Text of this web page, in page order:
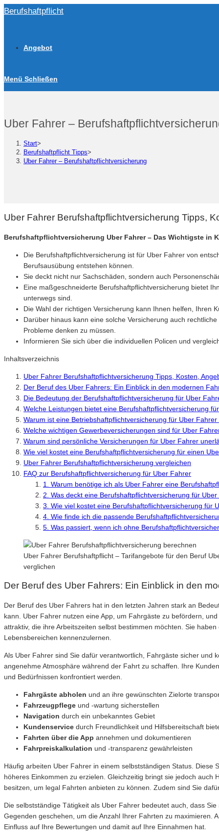
Zum
Berufshaftpflicht
Angebot
Menü Schließen
Uber Fahrer –
Start>
Berufshaftpflicht Tipps>
Uber Fahrer – Berufshaftpflichtversicherung
Uber Fahrer Berufshaftpflichtversicherung Tipps,
Berufshaftpflichtversicherung Uber Fahrer – Das Wichtigste in
Die Berufshaftpflichtversicherung ist für Uber Fahrer von
Berufsausübung entstehen können.
Sie deckt nicht nur Sachschäden, sondern auch
Eine maßgeschneiderte Berufshaftpflichtversicherung bietet
unterwegs sind.
Die Wahl der richtigen Versicherung kann Ihnen helfen, Ihren
Darüber hinaus kann eine solche Versicherung auch
Probleme denken zu müssen.
Informieren Sie sich über die individuellen Policen und
Inhaltsverzeichnis
Uber Fahrer Berufshaftpflichtversicherung Tipps, Kosten,
Der Beruf des Uber Fahrers: Ein Einblick in den modernen
Die Bedeutung der Berufshaftpflichtversicherung für Uber
Welche Leistungen bietet eine Berufshaftpflichtversicherung
Warum ist eine Betriebshaftpflichtversicherung für Uber Fahrer
Welche wichtigen Gewerbeversicherungen sind für Uber
Warum sind persönliche Versicherungen für Uber Fahrer
Wie viel kostet eine Berufshaftpflichtversicherung für einen
Uber Fahrer Berufshaftpflichtversicherung vergleichen
FAQ zur Berufshaftpflichtversicherung für Uber Fahrer
1. Warum benötige ich als Uber Fahrer eine
2. Was deckt eine Berufshaftpflichtversicherung für
3. Wie viel kostet eine Berufshaftpflichtversicherung für
4. Wie finde ich die passende
5. Was passiert, wenn ich ohne
Uber Fahrer Berufshaftpflicht – Tarifangebote für den Beruf
verglichen
Der Beruf des Uber Fahrers: Ein Einblick in den
Der Beruf des Uber Fahrers hat in den letzten Jahren stark an
kann. Uber Fahrer nutzen eine App, um Fahrgäste zu befördern,
attraktiv, die ihre Arbeitszeiten selbst bestimmen möchten. Sie
Lebensbereichen kennenzulernen.
Als Uber Fahrer sind Sie dafür verantwortlich, Fahrgäste sicher
angenehme Atmosphäre während der Fahrt zu schaffen. Ihre
und Bedürfnissen konfrontiert werden.
Fahrgäste abholen und an ihre gewünschten Zielorte
Fahrzeugpflege und -wartung sicherstellen
Navigation durch ein unbekanntes Gebiet
Kundenservice durch Freundlichkeit und Hilfsbereitschaft
Fahrten über die App annehmen und dokumentieren
Fahrpreiskalkulation und -transparenz gewährleisten
Häufig arbeiten Uber Fahrer in einem selbstständigen Status. Diese
höheres Einkommen zu erzielen. Gleichzeitig bringt sie jedoch
besitzen, um legal Fahrten anbieten zu können. Zudem sind Sie
Die selbstständige Tätigkeit als Uber Fahrer bedeutet auch, dass
Gegenden geschehen, um die Anzahl Ihrer Fahrten zu
Einfluss auf Ihre Bewertungen und damit auf Ihre Einnahmen hat.